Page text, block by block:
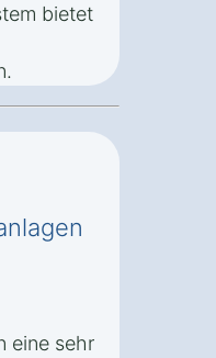
bietet
eine sehr